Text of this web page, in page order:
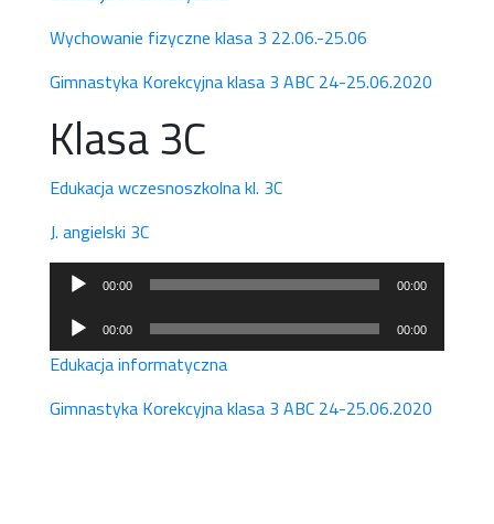
Wychowanie fizyczne klasa 3 22.06.-25.06
Gimnastyka Korekcyjna klasa 3 ABC 24-25.06.2020
Klasa 3C
Edukacja wczesnoszkolna kl. 3C
J. angielski 3C
Odtwarzacz
plików
dźwiękowych
00:00 00:00
Odtwarzacz
plików
dźwiękowych
00:00 00:00
Edukacja informatyczna
Gimnastyka Korekcyjna klasa 3 ABC 24-25.06.2020